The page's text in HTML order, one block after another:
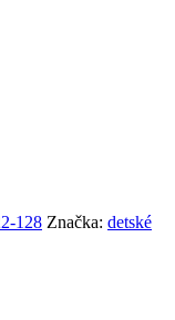
128 Značka: detské